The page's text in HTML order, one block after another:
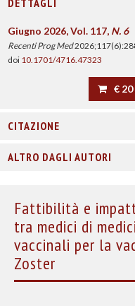
DETTAGLI
Giugno 2026, Vol. 117, N. 6
Recenti Prog Med
doi 10.1701/4716.47323
€
CITAZIONE
ALTRO DAGLI AUTORI
Fattibilità e
tra medici di
vaccinali per la
Zoster